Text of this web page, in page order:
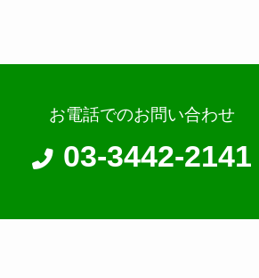
お電話でのお問い合わせ
03-3442-2141